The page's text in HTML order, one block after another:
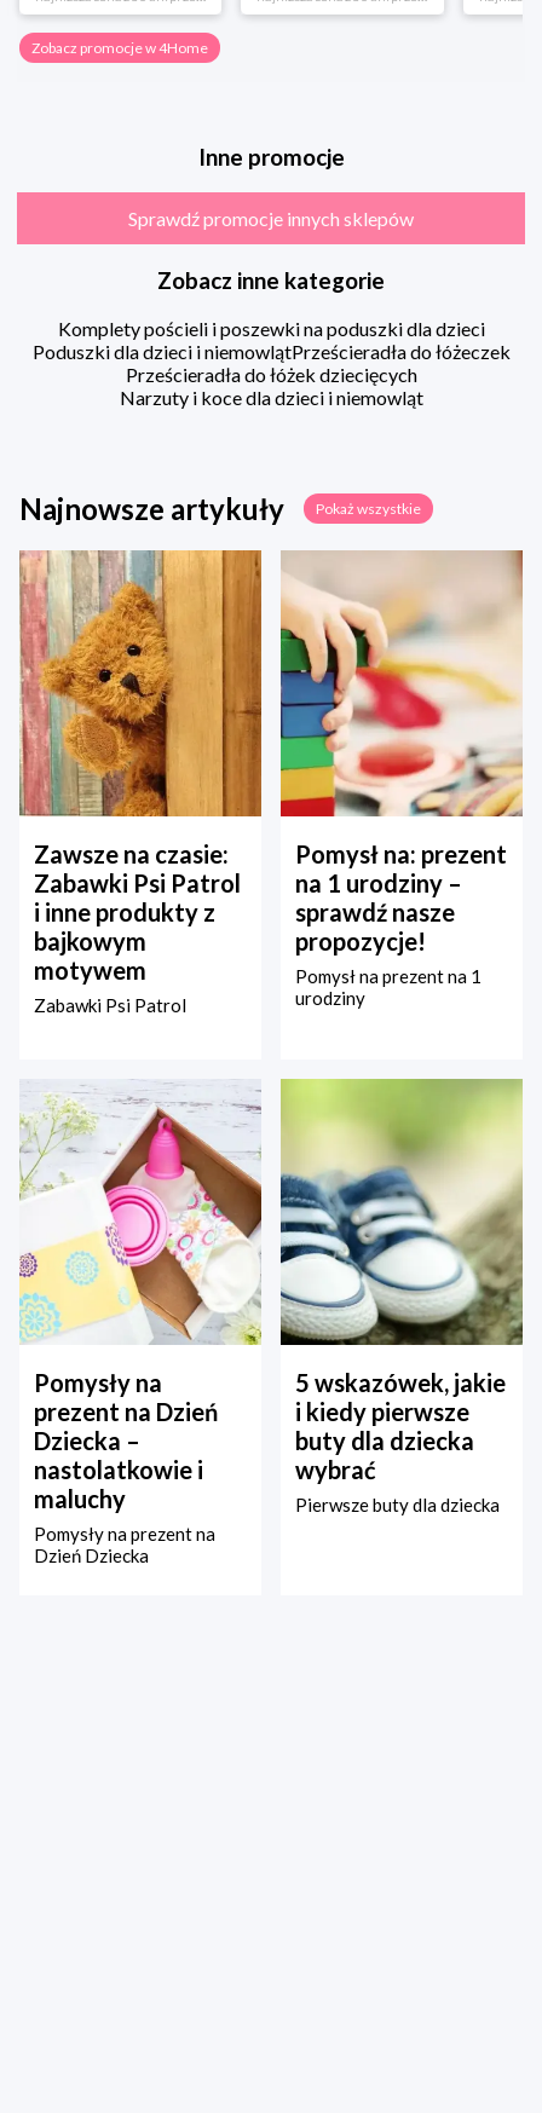
Zobacz promocje w 4Home
Inne promocje
Sprawdź promocje innych sklepów
Zobacz inne kategorie
Komplety pościeli i poszewki na poduszki dla dzieci
Poduszki dla dzieci i niemowlątPrześcieradła do łóżeczek
Prześcieradła do łóżek dziecięcych
Narzuty i koce dla dzieci i niemowląt
Najnowsze artykuły Pokaż wszystkie
Zawsze na czasie:
Zabawki Psi Patrol
i inne produkty z
bajkowym
motywem
Zabawki Psi Patrol
Pomysł na: prezent
na 1 urodziny –
sprawdź nasze
propozycje!
Pomysł na prezent na 1
urodziny
Pomysły na
prezent na Dzień
Dziecka –
nastolatkowie i
maluchy
Pomysły na prezent na
Dzień Dziecka
5 wskazówek, jakie
i kiedy pierwsze
buty dla dziecka
wybrać
Pierwsze buty dla dziecka